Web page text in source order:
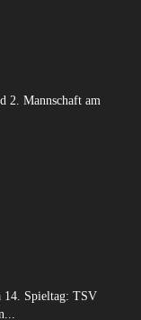
2. Mannschaft am
14. Spieltag: TSV